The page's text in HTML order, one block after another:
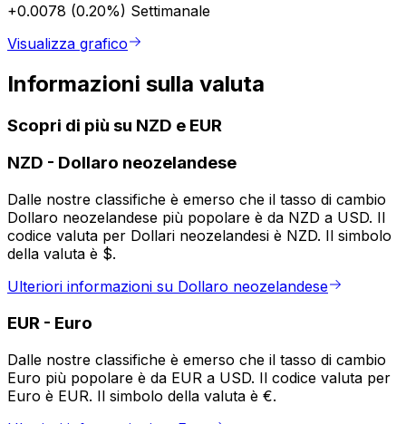
+0.0078 (0.20%) Settimanale
Visualizza grafico
Informazioni sulla valuta
Scopri di più su NZD e EUR
NZD - Dollaro neozelandese
Dalle nostre classifiche è emerso che il tasso di cambio
Dollaro neozelandese più popolare è da NZD a USD. Il
codice valuta per Dollari neozelandesi è NZD. Il simbolo
della valuta è $.
Ulteriori informazioni su Dollaro neozelandese
EUR - Euro
Dalle nostre classifiche è emerso che il tasso di cambio
Euro più popolare è da EUR a USD. Il codice valuta per
Euro è EUR. Il simbolo della valuta è €.